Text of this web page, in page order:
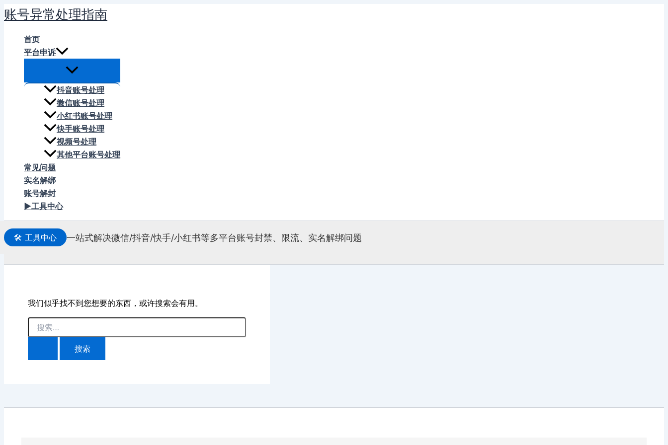
跳
至
账号异常处理指南
首页
平台申诉
抖音账号处理
微信账号处理
小红书账号处理
快手账号处理
视频号处理
其他平台账号处理
常见问题
实名解绑
账号解封
▶工具中心
🛠️ 工具中心 一站式解决微信/抖音/快手/小红书等多平台账号封禁、限流、实名解绑问题
我们似乎找不到您想要的东西，或许搜索会有用。
搜
索：